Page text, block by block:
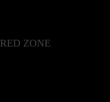
RED ZONE